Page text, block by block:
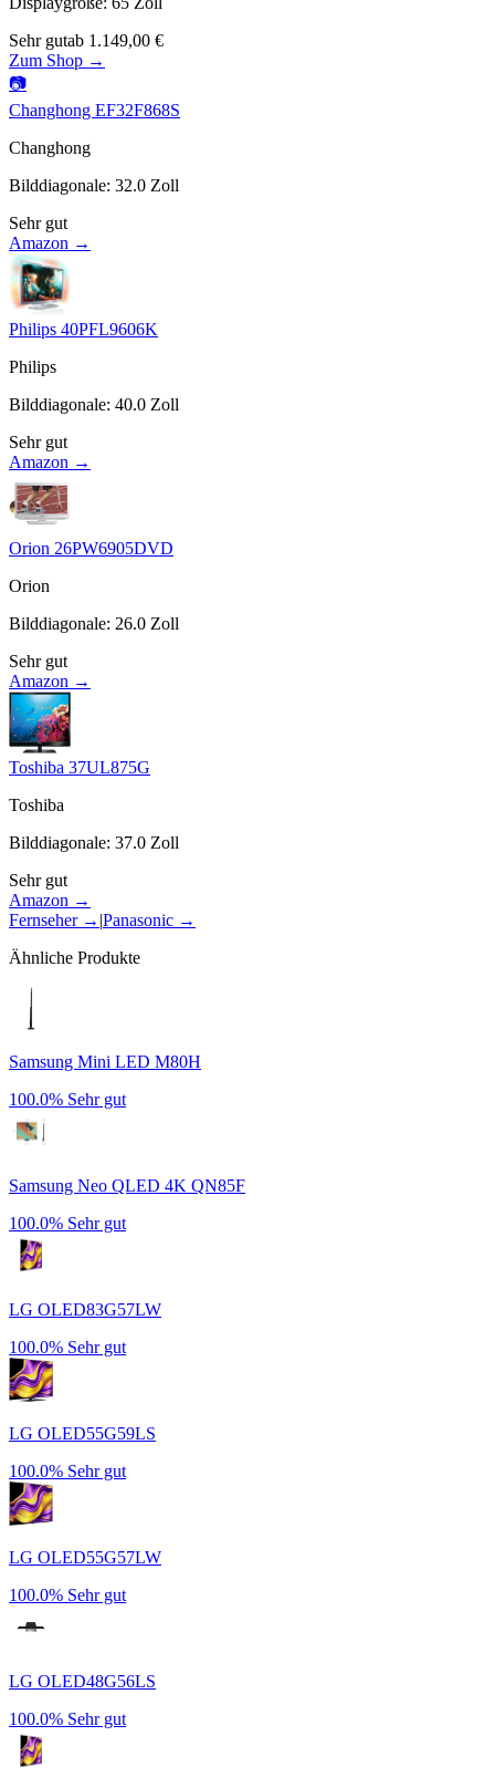
Sehr gutab 1.149,00 €
Zum Shop →
📷
Changhong EF32F868S
Changhong
Bilddiagonale: 32.0 Zoll
Sehr gut
Amazon →
Philips 40PFL9606K
Philips
Bilddiagonale: 40.0 Zoll
Sehr gut
Amazon →
Orion 26PW6905DVD
Orion
Bilddiagonale: 26.0 Zoll
Sehr gut
Amazon →
Toshiba 37UL875G
Toshiba
Bilddiagonale: 37.0 Zoll
Sehr gut
Amazon →
Fernseher→ |Panasonic →
Ähnliche Produkte
Samsung Mini LED M80H
100.0% Sehr gut
Samsung Neo QLED 4K QN85F
100.0% Sehr gut
LG OLED83G57LW
100.0% Sehr gut
LG OLED55G59LS
100.0% Sehr gut
LG OLED55G57LW
100.0% Sehr gut
LG OLED48G56LS
100.0% Sehr gut